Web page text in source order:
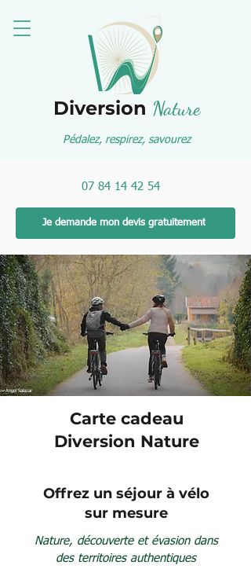
Diversion Nature
Pédalez, respirez, savourez
07 84 14 42 54
Je demande mon devis gratuitement
Angel Salazar
Carte cadeau
Diversion Nature
Offrez un séjour à vélo
sur mesure
Nature, découverte et évasion dans
des territoires authentiques